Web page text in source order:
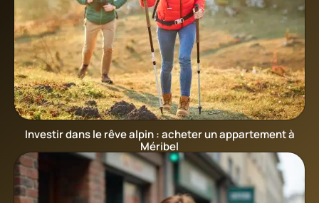
Investir dans le rêve alpin : acheter un appartement à
Méribel